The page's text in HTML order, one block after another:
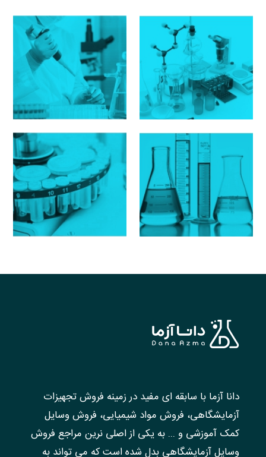
دانا آزما با سابقه ای مفید در زمینه فروش تجهیزات
آزمایشگاهی، فروش مواد شیمیایی، فروش وسایل
کمک آموزشی و ... به یکی از اصلی نرین مراجع فروش
وسایل آزمایشگاهی بدل شده است که می تواند به